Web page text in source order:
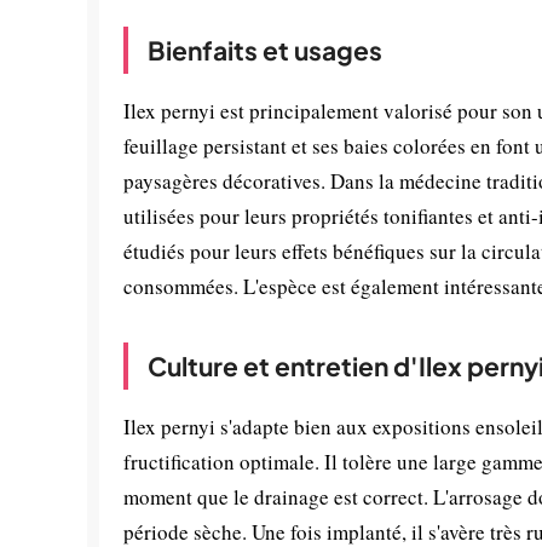
Bienfaits et usages
Ilex pernyi est principalement valorisé pour son
feuillage persistant et ses baies colorées en
paysagères décoratives. Dans la médecine
utilisées pour leurs propriétés tonifiantes et
étudiés pour leurs effets bénéfiques sur la
consommées. L'espèce est également
Culture et entretien d'Ilex
Ilex pernyi s'adapte bien aux expositions
fructification optimale. Il tolère une large
moment que le drainage est correct. L'arrosage
période sèche. Une fois implanté, il s'avère très